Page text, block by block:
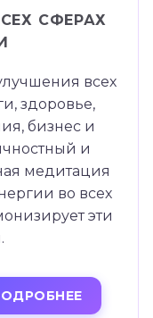
СФЕРАХ
всех
здоровье,
бизнес и
и
медитация
во всех
эти